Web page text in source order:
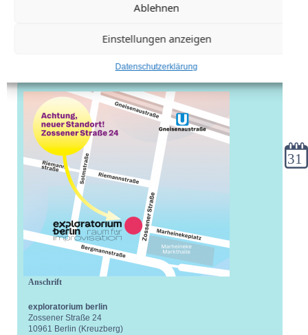
Ablehnen
Einstellungen anzeigen
Datenschutzerklärung
Anschrift
exploratorium berlin
Zossener Straße 24
10961 Berlin (Kreuzberg)